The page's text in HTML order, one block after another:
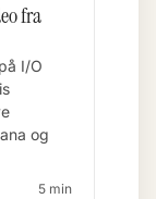
fra
I/O
og
5 min